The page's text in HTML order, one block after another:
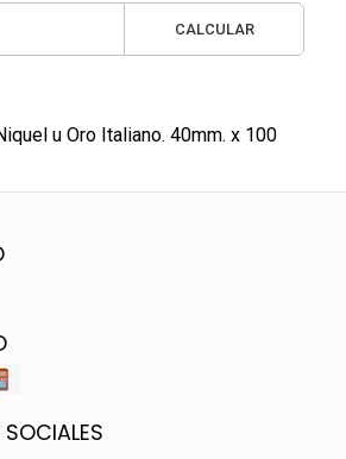
CALCULAR
u Oro Italiano. 40mm. x 100
SOCIALES